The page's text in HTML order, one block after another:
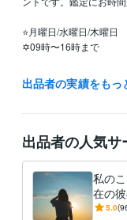
⭐️月曜日/水曜日/木曜日
✡09時〜16時まで
⭐️火曜日/金曜日
✡09時〜15時まで
土曜日
日曜日
祝日
（シングルマザーです
土日祝日は息子を優先
ます。ご了承ください
出品者の実績をもっ
出品者の人気サ
私の
在の
透視
5.0